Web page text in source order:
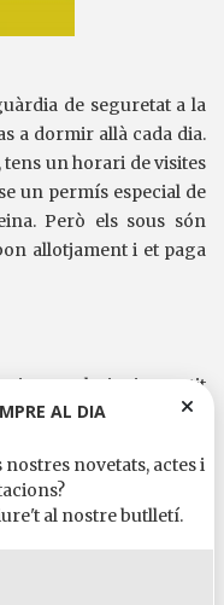
de seguretat a la
a dormir allà cada dia.
un horari de visites
un permís especial de
Però els sous són
allotjament i et paga
molt rics i un petit
bàsicament d’Europa
del 20% de la
els treballadors del
viuen en condicions
i endeutats: treballen a
adonar-se’n es
10 i 12 hores al dia
AL DIA
novetats, actes i
al nostre butlletí.